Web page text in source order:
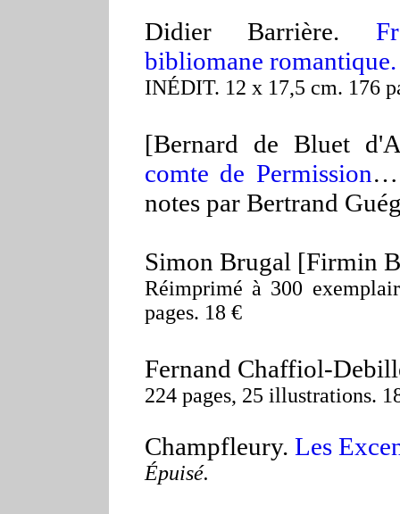
Didier Barrière.
bibliomane romantique.
INÉDIT. 12 x 17,5 cm. 176
[Bernard de Bluet
comte de Permission…
notes par Bertrand
Simon Brugal [Firmin
Réimprimé à 300
pages. 18 €
Fernand Chaffiol-
224 pages, 25 illustrations.
Champfleury. Les
Épuisé.